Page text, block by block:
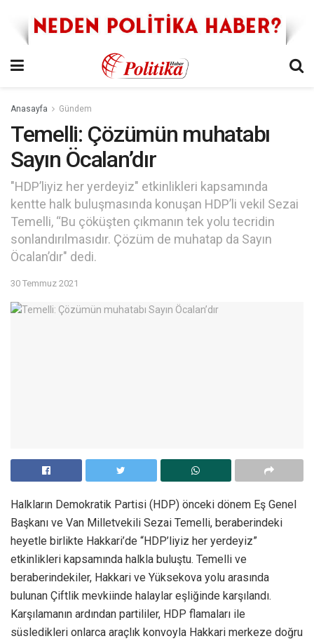
Anasayfa Gündem
Temelli: Çözümün muhatabı
Sayın Öcalan’dır
"HDP’liyiz her yerdeyiz" etkinlikleri kapsamında
kentte halk buluşmasında konuşan HDP’li vekil Sezai
Temelli, “Bu çöküşten çıkmanın tek yolu tecridin
sonlandırılmasıdır. Çözüm de muhatap da Sayın
Öcalan’dır" dedi.
30 Temmuz 2021
Halkların Demokratik Partisi (HDP) önceki dönem Eş Genel
Başkanı ve Van Milletvekili Sezai Temelli, beraberindeki
heyetle birlikte Hakkari’de “HDP’liyiz her yerdeyiz”
etkinlikleri kapsamında halkla buluştu. Temelli ve
beraberindekiler, Hakkari ve Yüksekova yolu arasında
bulunan Çiftlik mevkiinde halaylar eşliğinde karşılandı.
Karşılamanın ardından partililer, HDP flamaları ile
süsledikleri onlarca araçlık konvoyla Hakkari merkeze doğru